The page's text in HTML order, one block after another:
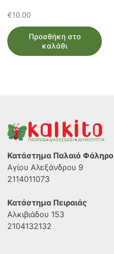
€10.00
Προσθήκη στο
καλάθι
Κατάστημα Παλαιό Φάληρο
Αγίου Αλεξάνδρου 9
2114011073
Κατάστημα Πειραιάς
Αλκιβιάδου 153
2104132132